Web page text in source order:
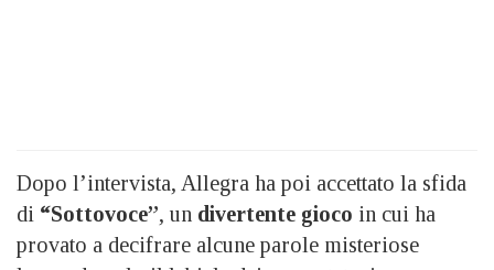
Dopo l’intervista, Allegra ha poi accettato la sfida
di “Sottovoce”, un divertente gioco in cui ha
provato a decifrare alcune parole misteriose